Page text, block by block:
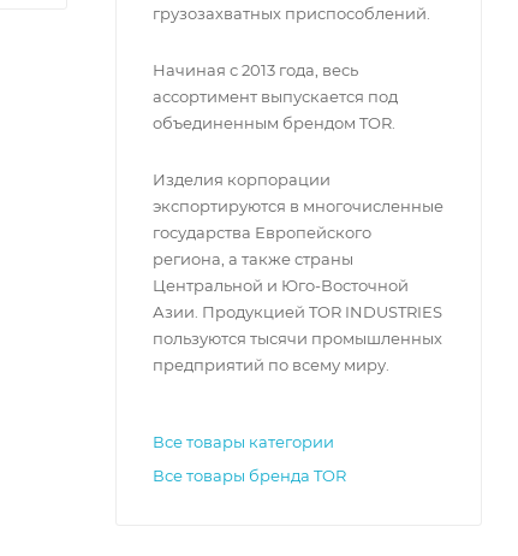
грузозахватных приспособлений.
Начиная с 2013 года, весь
ассортимент выпускается под
объединенным брендом TOR.
Изделия корпорации
экспортируются в многочисленные
государства Европейского
региона, а также страны
Центральной и Юго-Восточной
Азии. Продукцией TOR INDUSTRIES
пользуются тысячи промышленных
предприятий по всему миру.
Все товары категории
Все товары бренда TOR